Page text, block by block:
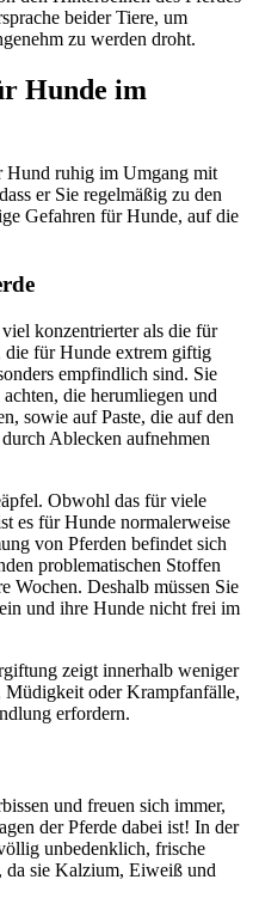
beider Tiere, um
zu werden droht.
Hunde im
Hund ruhig im Umgang mit
er Sie regelmäßig zu den
Gefahren für Hunde, auf die
konzentrierter als die für
die für Hunde extrem giftig
empfindlich sind. Sie
die herumliegen und
sowie auf Paste, die auf den
Ablecken aufnehmen
Obwohl das für viele
es für Hunde normalerweise
von Pferden befindet sich
problematischen Stoffen
Wochen. Deshalb müssen Sie
und ihre Hunde nicht frei im
zeigt innerhalb weniger
Müdigkeit oder Krampfanfälle,
erfordern.
und freuen sich immer,
der Pferde dabei ist! In der
unbedenklich, frische
da sie Kalzium, Eiweiß und